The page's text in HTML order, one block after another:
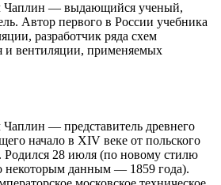
Чаплин — выдающийся ученый,
Автор первого в России учебника
разработчик ряда схем
и вентиляции, применяемых
— представитель древнего
начало в XIV веке от польского
Родился 28 июля (по новому стилю
некоторым данным — 1859 года).